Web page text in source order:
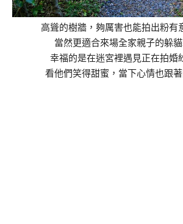
高聳的樹牆，夠厲害也能拍出粉有
當然更適合來場全家親子的躲貓
幸福的是在迷宮裡遇見正在拍婚
看他們笑得甜蜜，當下心情也跟著